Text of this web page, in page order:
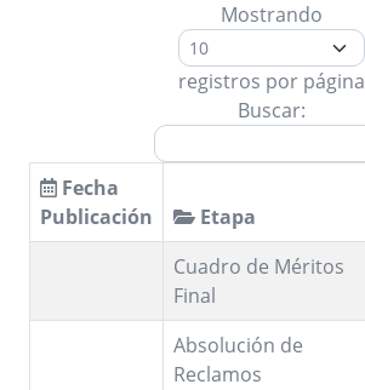
Mostrando
registros por página
Buscar:
Fecha
Publicación
Etapa
Cuadro de Méritos
Final
Absolución de
Reclamos